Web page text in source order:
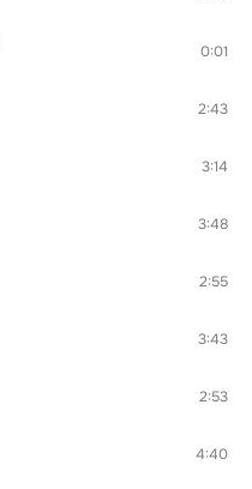
0:01
2:43
3:14
3:48
2:55
3:43
2:53
4:40